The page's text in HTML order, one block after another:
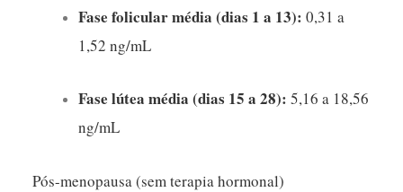
Fase folicular média (dias 1 a 13): 0,31 a
1,52 ng/mL
Fase lútea média (dias 15 a 28): 5,16 a 18,56
ng/mL
Pós-menopausa (sem terapia hormonal)